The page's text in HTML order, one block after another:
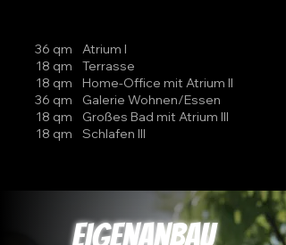
36 qm
18 qm
18 qm
36 qm
18 qm
18 qm
Atrium I
Terrasse
Home-Office mit Atrium II
Galerie Wohnen/Essen
Großes Bad mit Atrium III
Schlafen III
Eigenanbau